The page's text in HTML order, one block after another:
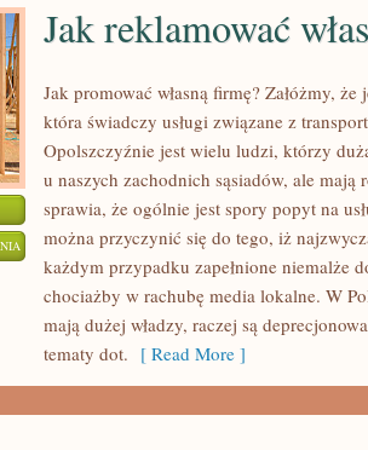
REKLAMOWAĆ
WŁASNĄ
FIRMĘ?
Jak reklamować
Jak promować własną firmę? Załóżmy,
która świadczy usługi związane z
Opolszczyźnie jest wielu ludzi, którzy
u naszych zachodnich sąsiadów, ale mają
sprawia, że ogólnie jest spory popyt na
można przyczynić się do tego, iż
każdym przypadku zapełnione niemalże
chociażby w rachubę media lokalne. W
mają dużej władzy, raczej są
tematy dot. [ Read More ]